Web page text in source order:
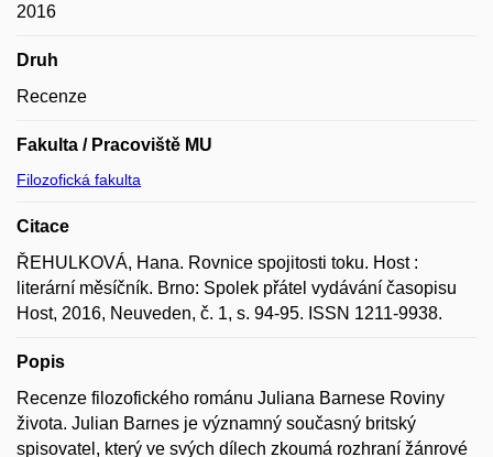
2016
Druh
Recenze
Fakulta / Pracoviště MU
Filozofická fakulta
Citace
ŘEHULKOVÁ, Hana. Rovnice spojitosti toku. Host :
literární měsíčník. Brno: Spolek přátel vydávání časopisu
Host, 2016, Neuveden, č. 1, s. 94-95. ISSN 1211-9938.
Popis
Recenze filozofického románu Juliana Barnese Roviny
života. Julian Barnes je významný současný britský
spisovatel, který ve svých dílech zkoumá rozhraní žánrové